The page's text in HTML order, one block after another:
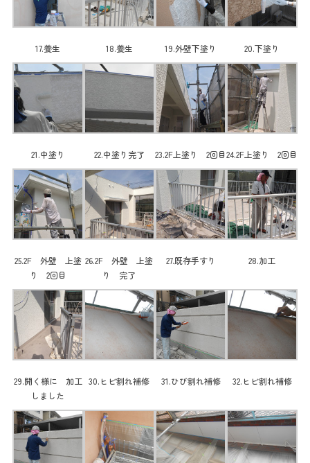
17.養生 18.養生 19.外壁下塗り 20.下塗り
21.中塗り 22.中塗り完了 23.2F上塗り 2回目24.2F上塗り 2回目
25.2F 外壁 上塗
り 2回目
26.2F 外壁 上塗
り 完了
27.既存手すり 28.加工
29.開く様に 加工
しました
30.ヒビ割れ補修 31.ひび割れ補修 32.ヒビ割れ補修